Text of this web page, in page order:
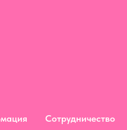
Сотрудничество